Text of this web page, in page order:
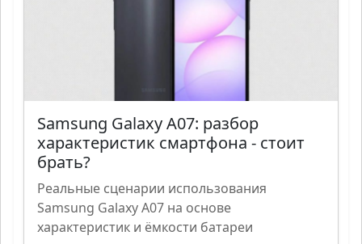
Samsung Galaxy A07: разбор
характеристик смартфона - стоит
брать?
Реальные сценарии использования
Samsung Galaxy A07 на основе
характеристик и ёмкости батареи